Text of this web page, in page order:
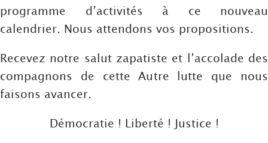
programme d’activités à ce nouveau
calendrier. Nous attendons vos propositions.
Recevez notre salut zapatiste et l’accolade des
compagnons de cette Autre lutte que nous
faisons avancer.
Démocratie ! Liberté ! Justice !